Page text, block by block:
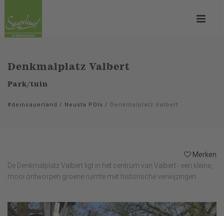
Denkmalplatz Valbert
Park/tuin
#deinsauerland / Neusta POIs / Denkmalplatz Valbert
Merken
De Denkmalplatz Valbert ligt in het centrum van Valbert - een kleine,
mooi ontworpen groene ruimte met historische verwijzingen.